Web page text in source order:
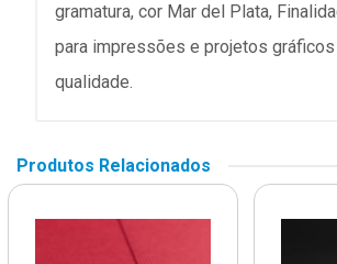
gramatura, cor Mar del Plata,
para impressões e projetos
qualidade.
Produtos Relacionados